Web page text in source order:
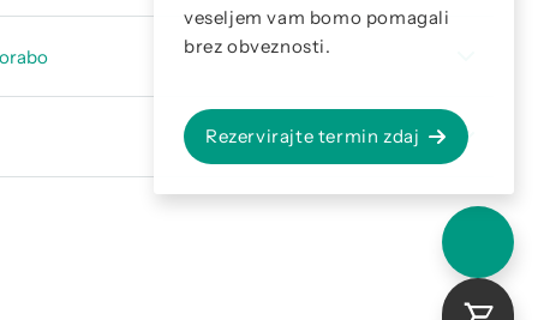
Programska oprema CS Leakreporter V2 / Rešitev v
Varnostni koncept shranjevanja podatkov v oblaku
uporabo - CS Leak Reporter Cloud Solution
v skladu s standardom ISO 50001
veseljem vam bomo pomagali
brez obveznosti.
Rezervirajte termin zdaj